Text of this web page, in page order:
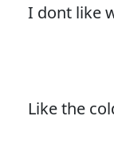
I dont like
Like the